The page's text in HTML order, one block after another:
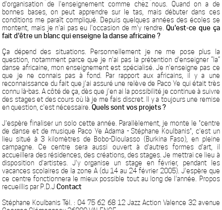
d'organisation de l'enseignement comme chez nous. Quand on a de
bonnes bases, on peut apprendre sur le tas, mais débuter dans ces
conditions me paraît compliqué. Depuis quelques années des écoles se
montent, mais je n'ai pas eu l'occasion de m'y rendre.Qu'est-ce que ça
fait d'être un blanc qui enseigne la danse africaine ?
Ça dépend des situations. Personnellement je ne me pose plus la
question, notamment parce que je n'ai pas la prétention d'enseigner “la”
danse africaine, mon enseignement est spécialisé. Je n'enseigne pas ce
que je ne connais pas à fond. Par rapport aux africains, il y a une
reconnaissance du fait que j'ai assuré une relève de Paco Ye qui était très
connu là-bas. A côté de ça, dès que j'en ai la possibilité je continue à suivre
des stages et des cours où là je me fais discret. Il y a toujours une remise
en question, c'est nécessaire.Quels sont vos projets ?
J'espère finaliser un solo cette année. Parallèlement, je monte le "centre
de danse et de musique Paco Ye Adama - Stéphane Koulbanis", c'est un
lieu situé à 3 kilomètres de Bobo-Dioulasso (Burkina Faso), en pleine
campagne. Ce centre sera aussi ouvert à d'autres formes d'art, il
accueillera des résidences, des créations, des stages. Je mettrai ce lieu à
disposition d'artistes. J'y organise un stage en février, pendant les
vacances scolaires de la zone A (du 14 au 24 février 2005). J'espère que
ce centre fonctionnera le mieux possible tout au long de l'année. Propos
recueillis par P.D.JContact
Stéphane Koulbanis Tél. : 04 75 62 68 12 Jazz Action Valence 32 avenue